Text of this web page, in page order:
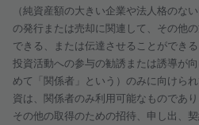
（純資産額の大きい企業や法人格のな
の発行または売却に関連して、その他
できる、または伝達させることができ
投資活動への参与の勧誘または誘導が
めて「関係者」という）のみに向けら
資は、関係者のみ利用可能なものであ
その他の取得のための招待、申し出、